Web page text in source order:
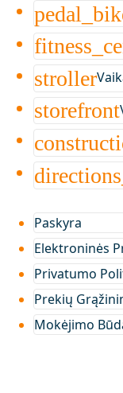
stroller
storefront
Paskyra
Elektroninės
Privatumo
Prekių
Mokėjimo